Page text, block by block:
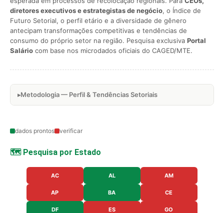
diretores executivos e estrategistas de negócio, o Índice de
Futuro Setorial, o perfil etário e a diversidade de gênero
antecipam transformações competitivas e tendências de
consumo do próprio setor na região. Pesquisa exclusiva Portal
Salário com base nos microdados oficiais do CAGED/MTE.
Metodologia — Perfil & Tendências Setoriais
dados prontos verificar
🗺️ Pesquisa por Estado
AC AL AM
AP BA CE
DF ES GO